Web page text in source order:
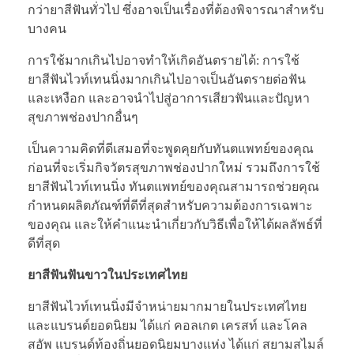
กว่ายาสีฟันทั่วไป ซึ่งอาจเป็นเรื่องที่ต้องพิจารณาสำหรับ
บางคน
การใช้มากเกินไปอาจทำให้เกิดอันตรายได้: การใช้
ยาสีฟันไวท์เทนนิ่งมากเกินไปอาจเป็นอันตรายต่อฟัน
และเหงือก และอาจนำไปสู่อาการเสียวฟันและปัญหา
สุขภาพช่องปากอื่นๆ
เป็นความคิดที่ดีเสมอที่จะพูดคุยกับทันตแพทย์ของคุณ
ก่อนที่จะเริ่มกิจวัตรสุขภาพช่องปากใหม่ รวมถึงการใช้
ยาสีฟันไวท์เทนนิ่ง ทันตแพทย์ของคุณสามารถช่วยคุณ
กำหนดผลิตภัณฑ์ที่ดีที่สุดสำหรับความต้องการเฉพาะ
ของคุณ และให้คำแนะนำเกี่ยวกับวิธีเพื่อให้ได้ผลลัพธ์ที่
ดีที่สุด
ยาสีฟันฟันขาวในประเทศไทย
ยาสีฟันไวท์เทนนิ่งมีจำหน่ายมากมายในประเทศไทย
และแบรนด์ยอดนิยม ได้แก่ คอลเกต เครสท์ และโคล
สอัพ แบรนด์ท้องถิ่นยอดนิยมบางแห่ง ได้แก่ สยามสไมล์